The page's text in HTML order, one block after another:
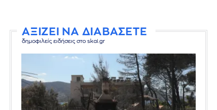
ΑΞΙΖΕΙ ΝΑ ΔΙΑΒΑΣΕΤΕ
δημοφιλείς ειδήσεις στο skai.gr